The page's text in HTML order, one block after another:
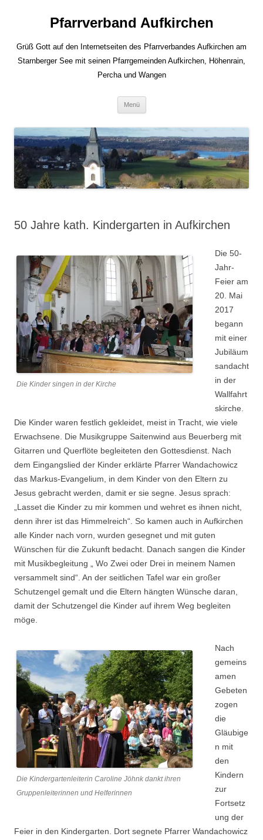
Pfarrverband Aufkirchen
Grüß Gott auf den Internetseiten des Pfarrverbandes Aufkirchen am
Starnberger See mit seinen Pfarrgemeinden Aufkirchen, Höhenrain,
Percha und Wangen
Menü
50 Jahre kath. Kindergarten in Aufkirchen
Die Kinder singen in der Kirche
Die 50-
Jahr-
Feier am
20. Mai
2017
begann
mit einer
Jubiläum
sandacht
in der
Wallfahrt
skirche.
Die Kinder waren festlich gekleidet, meist in Tracht, wie viele
Erwachsene. Die Musikgruppe Saitenwind aus Beuerberg mit
Gitarren und Querflöte begleiteten den Gottesdienst. Nach
dem Eingangslied der Kinder erklärte Pfarrer Wandachowicz
das Markus-Evangelium, in dem Kinder von den Eltern zu
Jesus gebracht werden, damit er sie segne. Jesus sprach:
„Lasset die Kinder zu mir kommen und wehret es ihnen nicht,
denn ihrer ist das Himmelreich“. So kamen auch in Aufkirchen
alle Kinder nach vorn, wurden gesegnet und mit guten
Wünschen für die Zukunft bedacht. Danach sangen die Kinder
mit Musikbegleitung „ Wo Zwei oder Drei in meinem Namen
versammelt sind“. An der seitlichen Tafel war ein großer
Schutzengel gemalt und die Eltern hängten Wünsche daran,
damit der Schutzengel die Kinder auf ihrem Weg begleiten
möge.
Die Kindergartenleiterin Caroline Jöhnk dankt ihren
Gruppenleiterinnen und Helferinnen
Nach
gemeins
amen
Gebeten
zogen
die
Gläubige
n mit
den
Kindern
zur
Fortsetz
ung der
Feier in den Kindergarten. Dort segnete Pfarrer Wandachowicz